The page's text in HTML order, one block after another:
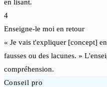
en lisant.
4
Enseigne-le moi en retour
« Je vais t'expliquer [concept]
fausses ou des lacunes. »
compréhension.
Conseil pro